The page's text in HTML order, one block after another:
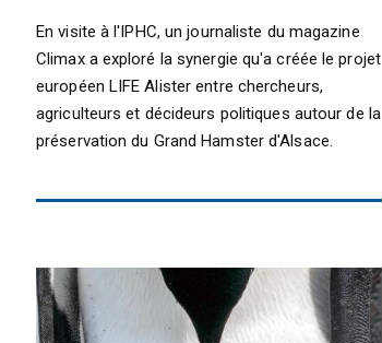
En visite à l'IPHC, un journaliste du magazine
Climax a exploré la synergie qu'a créée le projet
européen LIFE Alister entre chercheurs,
agriculteurs et décideurs politiques autour de la
préservation du Grand Hamster d'Alsace.